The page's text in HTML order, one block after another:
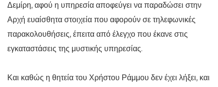
Δεμίρη, αφού η υπηρεσία αποφεύγει να παραδώσει στην
Αρχή ευαίσθητα στοιχεία που αφορούν σε τηλεφωνικές
παρακολουθήσεις, έπειτα από έλεγχο που έκανε στις
εγκαταστάσεις της μυστικής υπηρεσίας.
Και καθώς η θητεία του Χρήστου Ράμμου δεν έχει λήξει, και